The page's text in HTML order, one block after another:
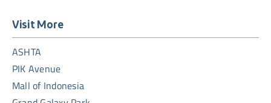
Visit More
ASHTA
PIK Avenue
Mall of Indonesia